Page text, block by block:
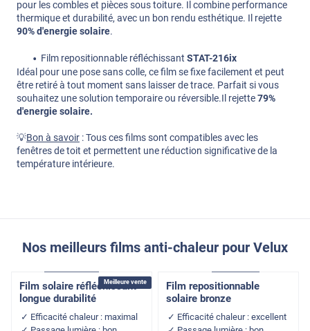
pour les combles et pièces sous toiture. Il combine performance
thermique et durabilité, avec un bon rendu esthétique. Il rejette
90% d'energie solaire.
Film repositionnable réfléchissant STAT-216ix
Idéal pour une pose sans colle, ce film se fixe facilement et peut
être retiré à tout moment sans laisser de trace. Parfait si vous
souhaitez une solution temporaire ou réversible.Il rejette79%
d'energie solaire.
💡Bon à savoir : Tous ces films sont compatibles avec les
fenêtres de toit et permettent une réduction significative de la
température intérieure.
Nos meilleurs films anti-chaleur pour Velux
Meilleure vente
Film solaire réfléchissant
longue durabilité
Efficacité chaleur : maximal
Film repositionnable
solaire bronze
Efficacité chaleur : excellent